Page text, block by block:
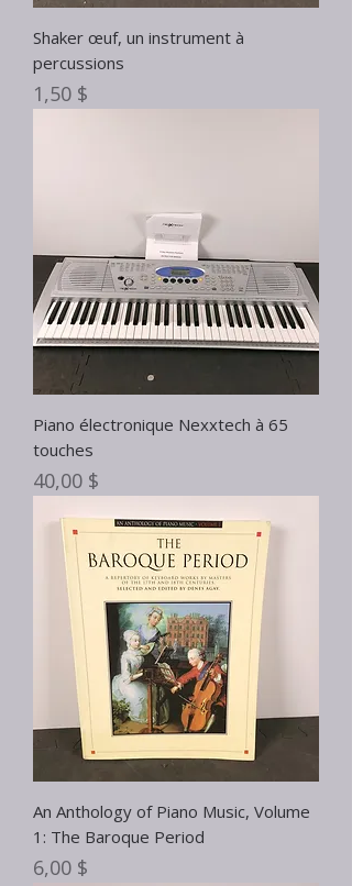
Shaker œuf, un instrument à
percussions
Prix
1,50 $
Piano électronique Nexxtech à 65
touches
Prix
40,00 $
An Anthology of Piano Music, Volume
1: The Baroque Period
Prix
6,00 $